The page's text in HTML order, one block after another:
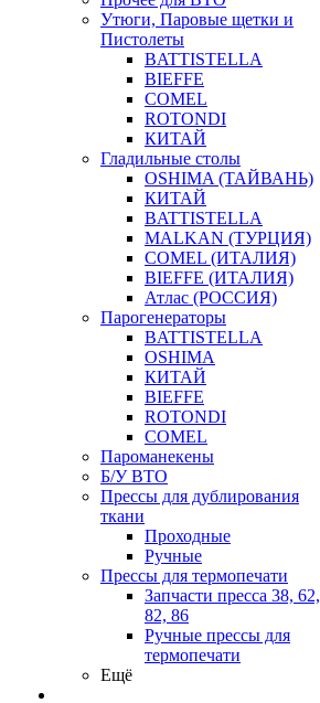
Утюги, Паровые щетки и
Пистолеты
BATTISTELLA
BIEFFE
COMEL
ROTONDI
КИТАЙ
Гладильные столы
OSHIMA (ТАЙВАНЬ)
КИТАЙ
BATTISTELLA
MALKAN (ТУРЦИЯ)
COMEL (ИТАЛИЯ)
BIEFFE (ИТАЛИЯ)
Атлас (РОССИЯ)
Парогенераторы
BATTISTELLA
OSHIMA
КИТАЙ
BIEFFE
ROTONDI
COMEL
Пароманекены
Б/У ВТО
Прессы для дублирования
ткани
Проходные
Ручные
Прессы для термопечати
Запчасти пресса 38, 62,
82, 86
Ручные прессы для
термопечати
Ещё